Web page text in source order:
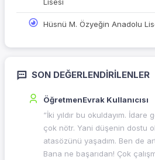
Hüsnü M. Özyeğin Anadolu
SON DEĞERLENDIRILENLER
ÖğretmenEvrak Kullanıcısı
“İki yıldır bu okuldayım. İdare
çok nötr. Yani düşenin dostu
atasözünü yaşadım. Ben de
Bana ne başarıdan! Çok